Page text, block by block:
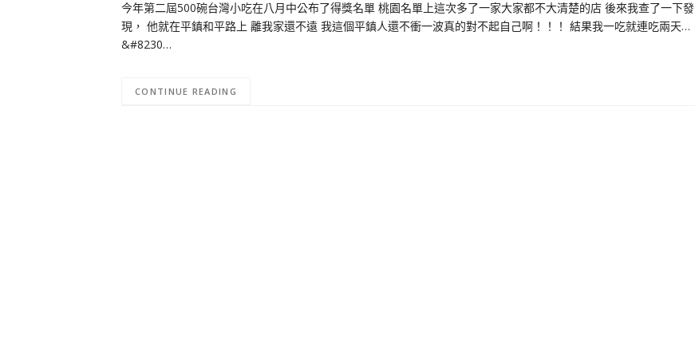
今年第二屆500碗台灣小吃在八月中公布了得獎名單 桃園名單上這次多了一家大家都不大清楚的店 後來我查了一下發
現， 他就在平鎮和平路上 離我家還不遠 我這個平鎮人還不衝一波真的對不起自己啊！！！ 結果我一吃就連吃兩天…
&#8230…
CONTINUE READING